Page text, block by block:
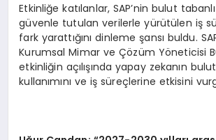
Etkinliğe katılanlar, SAP’nin bulut
güvenle tutulan verilerle yürütülen iş
fark yarattığını dinleme şansı buldu.
Kurumsal Mimar ve Çözüm Yöneticisi
etkinliğin açılışında yapay zekanın
kullanımını ve iş süreçlerine etkisini